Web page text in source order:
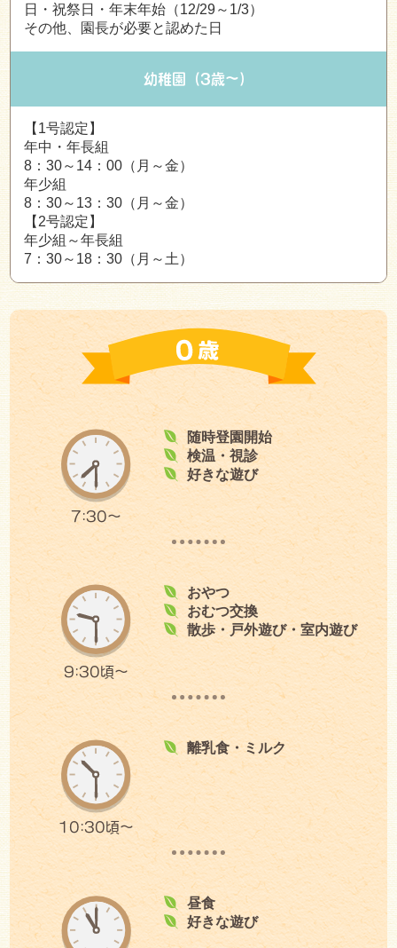
日・祝祭日・年末年始（12/29～1/3）
その他、園長が必要と認めた日
幼稚園（3歳～）
【1号認定】
年中・年長組
8：30～14：00（月～金）
年少組
8：30～13：30（月～金）
【2号認定】
年少組～年長組
7：30～18：30（月～土）
7:30～
随時登園開始
検温・視診
好きな遊び
9:30頃～
おやつ
おむつ交換
散歩・戸外遊び・室内遊び
10:30頃～
離乳食・ミルク
昼食
好きな遊び